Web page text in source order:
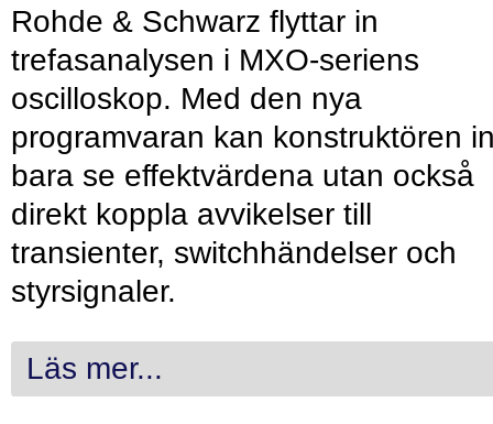
Rohde & Schwarz flyttar in
trefasanalysen i MXO-seriens
oscilloskop. Med den nya
programvaran kan konstruktören
bara se effektvärdena utan också
direkt koppla avvikelser till
transienter, switchhändelser och
styrsignaler.
Läs mer...